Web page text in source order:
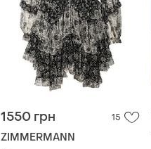
1550 грн 15
ZIMMERMANN